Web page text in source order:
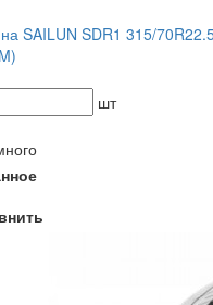
SAILUN SDR1 315/
шт